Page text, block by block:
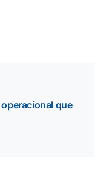
que